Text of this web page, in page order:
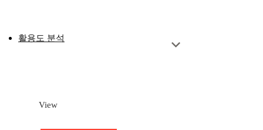
활용도 분석
View